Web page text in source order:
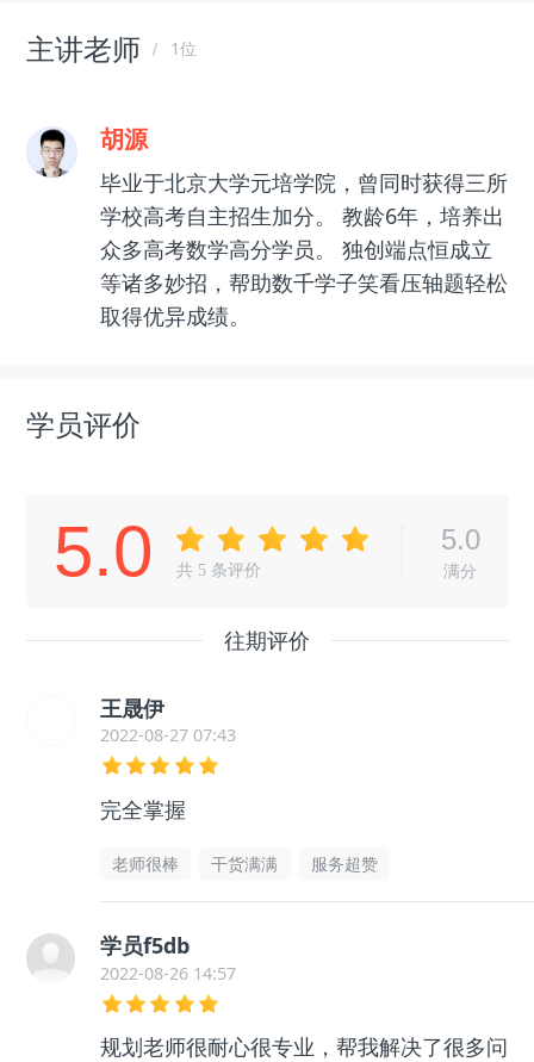
主讲老师 1位
胡源
毕业于北京大学元培学院，曾同时获得三所
学校高考自主招生加分。 教龄6年，培养出
众多高考数学高分学员。 独创端点恒成立
等诸多妙招，帮助数千学子笑看压轴题轻松
取得优异成绩。
学员评价
5.0 共 5 条评价
5.0
满分
往期评价
王晟伊
2022-08-27 07:43
完全掌握
老师很棒 干货满满 服务超赞
学员f5db
2022-08-26 14:57
规划老师很耐心很专业，帮我解决了很多问